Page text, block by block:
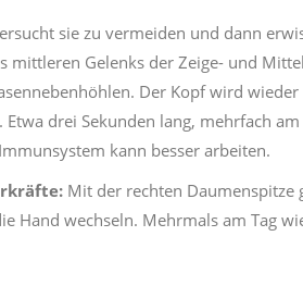
sie zu vermeiden und dann
mittleren Gelenks der Zeige- und
Der Kopf wird
Etwa drei Sekunden lang, mehrfach
kann besser arbeiten.
Mit der rechten Daumenspitze
Hand wechseln. Mehrmals am Tag